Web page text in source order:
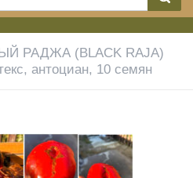
РАДЖА (BLACK RAJA)
антоциан, 10 семян